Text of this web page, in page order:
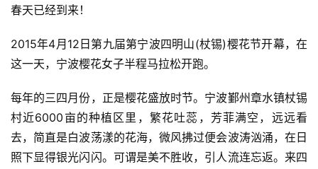
春天已经到来！
2015年4月12日第九届第宁波四明山(杖锡)樱花节开幕，在
这一天，宁波樱花女子半程马拉松开跑。
每年的三四月份，正是樱花盛放时节。宁波鄞州章水镇杖锡
村近6000亩的种植区里，繁花吐蕊，芳菲满空，远远看
去，简直是白波荡漾的花海，微风拂过便会波涛汹涌，在日
照下显得银光闪闪。可谓是美不胜收，引人流连忘返。来四